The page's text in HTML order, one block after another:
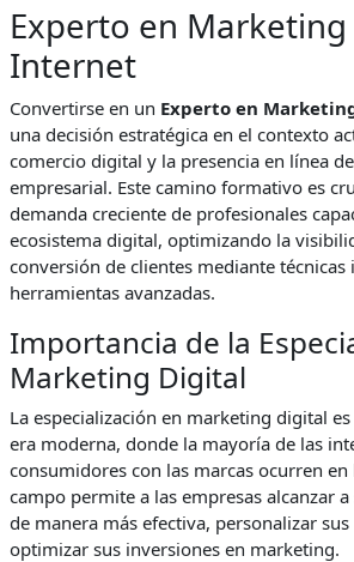
Experto en
Internet
Convertirse en un Experto en
una decisión estratégica en el contexto
comercio digital y la presencia en línea
empresarial. Este camino formativo es
demanda creciente de profesionales
ecosistema digital, optimizando la
conversión de clientes mediante técnicas
herramientas avanzadas.
Importancia de la
Marketing Digital
La especialización en marketing digital
era moderna, donde la mayoría de las
consumidores con las marcas ocurren
campo permite a las empresas alcanzar
de manera más efectiva, personalizar
optimizar sus inversiones en marketing.